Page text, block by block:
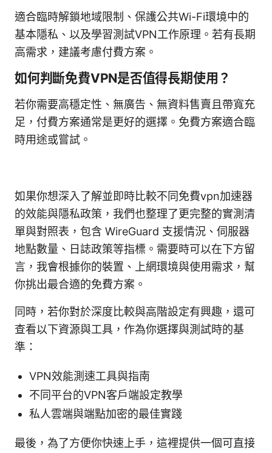
適合臨時解鎖地域限制、保護公共Wi-Fi環境中的
基本隱私、以及學習測試VPN工作原理。若有長期
高需求，建議考慮付費方案。
如何判斷免費VPN是否值得長期使用？
若你需要高穩定性、無廣告、無資料售賣且帶寬充
足，付費方案通常是更好的選擇。免費方案適合臨
時用途或嘗試。
如果你想深入了解並即時比較不同免費vpn加速器
的效能與隱私政策，我們也整理了更完整的實測清
單與對照表，包含 WireGuard 支援情況、伺服器
地點數量、日誌政策等指標。需要時可以在下方留
言，我會根據你的裝置、上網環境與使用需求，幫
你挑出最合適的免費方案。
同時，若你對於深度比較與高階設定有興趣，還可
查看以下資源與工具，作為你選擇與測試時的基
準：
VPN效能測速工具與指南
不同平台的VPN客戶端設定教學
私人雲端與端點加密的最佳實踐
最後，為了方便你快速上手，這裡提供一個可直接